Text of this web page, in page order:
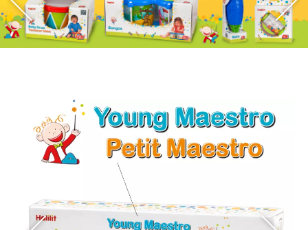
מיתוג
צילום
בקשר!